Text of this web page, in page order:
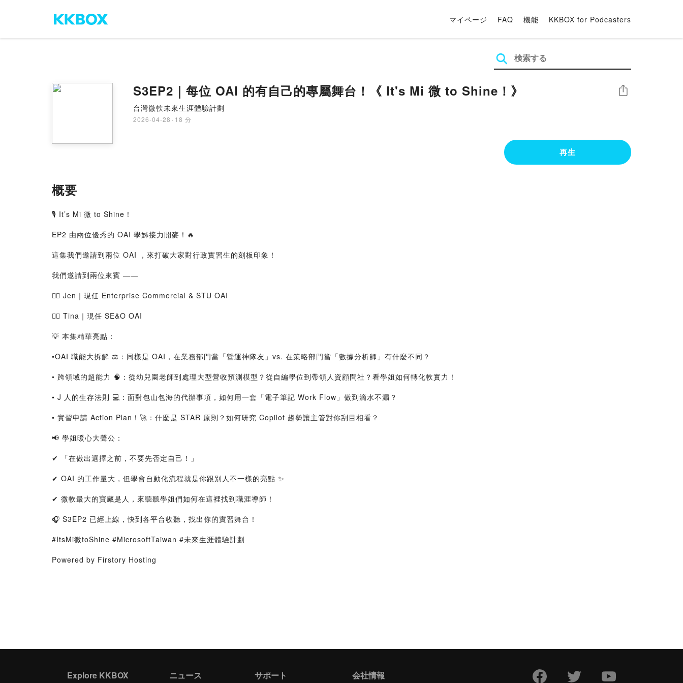
マイページ FAQ 機能 KKBOX for Podcasters
S3EP2｜每位 OAI 的有自己的專屬舞台！《 It's Mi 微 to Shine！》
台灣微軟未來生涯體驗計劃
2026-04-28 · 18 分
シェア
再生
概要
🎙️ It’s Mi 微 to Shine！
EP2 由兩位優秀的 OAI 學姊接力開麥！🔥
這集我們邀請到兩位 OAI ，來打破大家對行政實習生的刻板印象！
我們邀請到兩位來賓 ——
🙋‍♀️ Jen｜現任 Enterprise Commercial & STU OAI
🙋‍♀️ Tina｜現任 SE&O OAI
💡 本集精華亮點：
•OAI 職能大拆解 ⚖️：同樣是 OAI，在業務部門當「營運神隊友」vs. 在策略部門當「數據分析師」有什麼不同？
• 跨領域的超能力 🧠：從幼兒園老師到處理大型營收預測模型？從自編學位到帶領人資顧問社？看學姐如何轉化軟實力！
• J 人的生存法則 💻：面對包山包海的代辦事項，如何用一套「電子筆記 Work Flow」做到滴水不漏？
• 實習申請 Action Plan！🚀：什麼是 STAR 原則？如何研究 Copilot 趨勢讓主管對你刮目相看？
📢 學姐暖心大聲公：
✔ 「在做出選擇之前，不要先否定自己！」
✔ OAI 的工作量大，但學會自動化流程就是你跟別人不一樣的亮點 ✨
✔ 微軟最大的寶藏是人，來聽聽學姐們如何在這裡找到職涯導師！
🎧 S3EP2 已經上線，快到各平台收聽，找出你的實習舞台！
#ItsMi微toShine #MicrosoftTaiwan #未來生涯體驗計劃
Powered by Firstory Hosting
Explore KKBOX ニュース サポート 会社情報